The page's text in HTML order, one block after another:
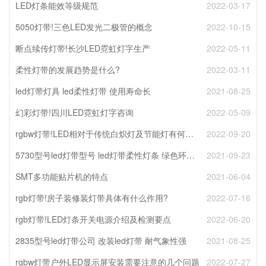
LED灯条能效等级规范
2022-03-17
5050灯带!三色LED发光二极管的概念
2022-10-15
断点续传灯带!长沙LED霓虹灯字生产
2022-05-11
柔性灯带的发展趋势是什么?
2022-03-11
led灯带灯具 led柔性灯带 使用寿命长
2021-08-25
幻彩灯带!四川LED霓虹灯字咨询
2022-05-09
rgbw灯带!LED相对于传统白炽灯及节能灯有何种优势
2022-09-20
5730型号led灯带型号 led灯带柔性灯条 绿色环保节能
2021-09-23
SMT多功能贴片机的特点
2021-06-04
rgb灯带!房子装修装灯带具体有什么作用?
2022-07-16
rgb灯带!LED灯条开关电源介绍及检测要点
2022-06-20
2835型号led灯带公司 改装led灯带 耐气象性强
2021-08-25
rgbw灯带户外LED显示屏安装需要注意的几个问题
2022-07-27